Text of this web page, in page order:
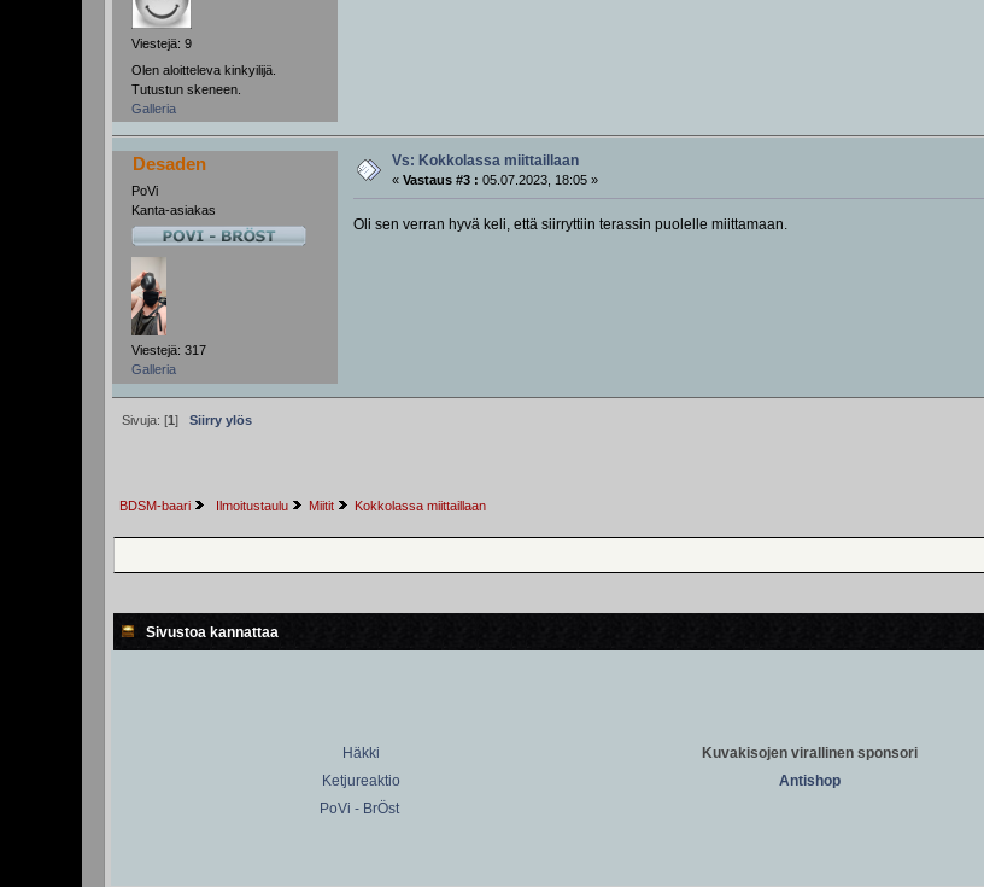
Viestejä: 9
Olen aloitteleva kinkyilijä.
Tutustun skeneen.
Galleria
Desaden
PoVi
Kanta-asiakas
Viestejä: 317
Galleria
Vs: Kokkolassa miittaillaan
«Vastaus #3 : 05.07.2023, 18:05 »
Oli sen verran hyvä keli, että siirryttiin terassin puolelle miittamaan.
Sivuja: [1]Siirry ylös
BDSM-baari Ilmoitustaulu Miitit Kokkolassa miittaillaan
Sivustoa kannattaa
Häkki Kuvakisojen virallinen sponsori
Ketjureaktio
Antishop
PoVi - BrÖst